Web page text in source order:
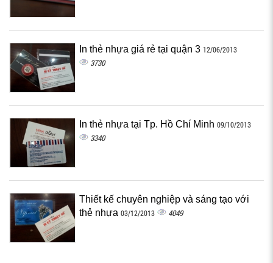
In thẻ nhựa giá rẻ tại quận 3 12/06/2013
3730
In thẻ nhựa tại Tp. Hồ Chí Minh 09/10/2013
3340
Thiết kế chuyên nghiệp và sáng tạo với
thẻ nhựa 03/12/2013 4049